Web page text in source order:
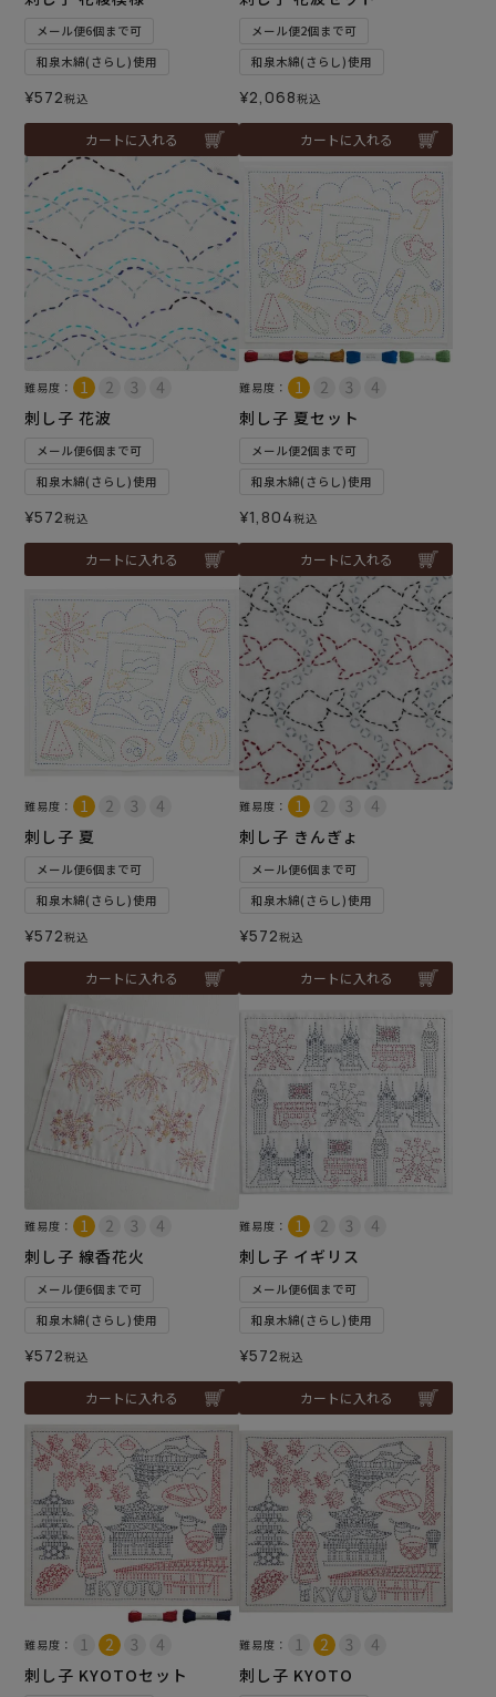
メール便6個まで可
和泉木綿(さらし)使用
¥572税込
カートに入れる
メール便2個まで可
和泉木綿(さらし)使用
¥2,068税込
カートに入れる
難易度：
刺し子 花波
メール便6個まで可
和泉木綿(さらし)使用
¥572税込
カートに入れる
難易度：
刺し子 夏セット
メール便2個まで可
和泉木綿(さらし)使用
¥1,804税込
カートに入れる
難易度：
刺し子 夏
メール便6個まで可
和泉木綿(さらし)使用
¥572税込
カートに入れる
難易度：
刺し子 きんぎょ
メール便6個まで可
和泉木綿(さらし)使用
¥572税込
カートに入れる
難易度：
刺し子 線香花火
メール便6個まで可
和泉木綿(さらし)使用
¥572税込
カートに入れる
難易度：
刺し子 イギリス
メール便6個まで可
和泉木綿(さらし)使用
¥572税込
カートに入れる
難易度：
刺し子 KYOTOセット
難易度：
刺し子 KYOTO